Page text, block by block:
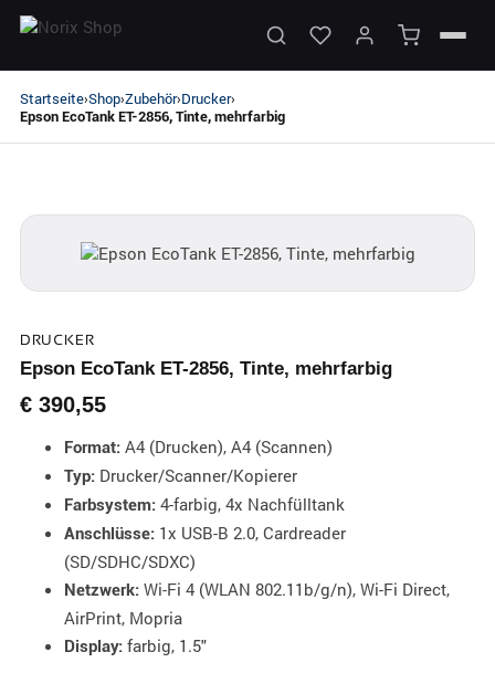
Startseite›Shop›Zubehör›Drucker›
Epson EcoTank ET-2856, Tinte, mehrfarbig
DRUCKER
Epson EcoTank ET-2856, Tinte, mehrfarbig
€390,55
Format:A4 (Drucken), A4 (Scannen)
Typ:Drucker/Scanner/Kopierer
Farbsystem:4-farbig, 4x Nachfülltank
Anschlüsse:1x USB-B 2.0, Cardreader
(SD/SDHC/SDXC)
Netzwerk:Wi-Fi 4 (WLAN 802.11b/g/n), Wi-Fi Direct,
AirPrint, Mopria
Display:farbig, 1.5"